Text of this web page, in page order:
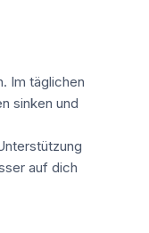
Im täglichen
sinken und
auf dich